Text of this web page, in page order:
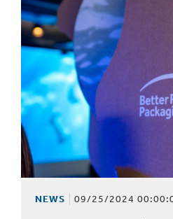
NEWS 09/25/2024